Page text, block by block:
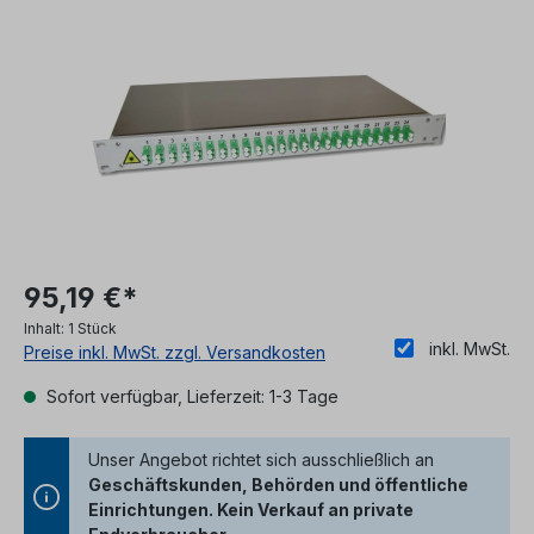
95,19 €*
Inhalt: 1 Stück
inkl. MwSt.
Preise inkl. MwSt. zzgl. Versandkosten
Sofort verfügbar, Lieferzeit: 1-3 Tage
Unser Angebot richtet sich ausschließlich an
Geschäftskunden, Behörden und öffentliche
Einrichtungen. Kein Verkauf an private